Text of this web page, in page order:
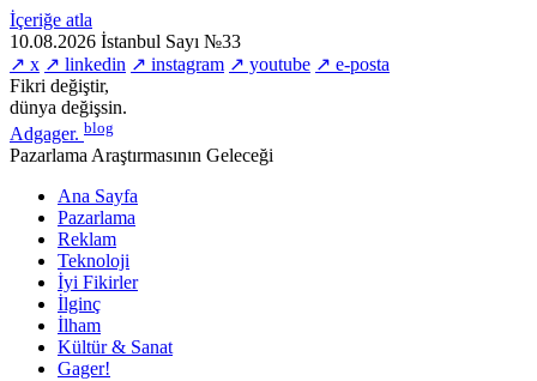
İçeriğe atla
10.08.2026 İstanbul Sayı №33
↗ x ↗ linkedin ↗ instagram ↗ youtube ↗ e-posta
Fikri değiştir,
dünya değişsin.
Adgager. blog
Pazarlama Araştırmasının Geleceği
Ana Sayfa
Pazarlama
Reklam
Teknoloji
İyi Fikirler
İlginç
İlham
Kültür & Sanat
Gager!